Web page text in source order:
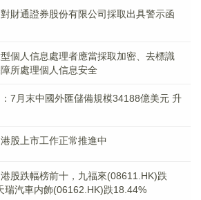
財通證券股份有限公司採取出具警示函
個人信息處理者應當採取加密、去標識
所處理個人信息安全
7月末中國外匯儲備規模34188億美元 升
股上市工作正常推進中
港股跌幅榜前十，九福來(08611.HK)跌
瑞汽車内飾(06162.HK)跌18.44%